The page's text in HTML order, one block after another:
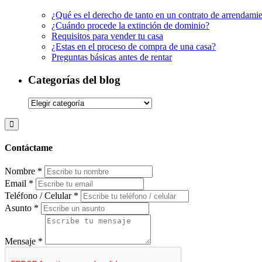
¿Qué es el derecho de tanto en un contrato de
¿Cuándo procede la extinción de dominio?
Requisitos para vender tu casa
¿Estas en el proceso de compra de una casa?
Preguntas básicas antes de rentar
Categorías del blog
Categorías
Contáctame
Nombre *
Email *
Teléfono / Celular *
Asunto *
Mensaje *